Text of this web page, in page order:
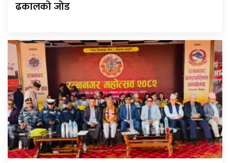
ढकालको जोड